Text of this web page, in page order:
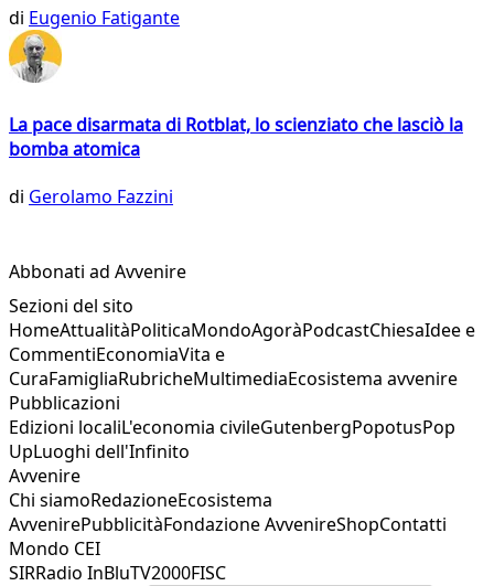
di Eugenio Fatigante
La pace disarmata di Rotblat, lo scienziato che lasciò la
bomba atomica
di Gerolamo Fazzini
Abbonati ad Avvenire
Sezioni del sito
HomeAttualitàPoliticaMondoAgoràPodcastChiesaIdee e
CommentiEconomiaVita e
CuraFamigliaRubricheMultimediaEcosistema avvenire
Pubblicazioni
Edizioni localiL'economia civileGutenbergPopotusPop
UpLuoghi dell'Infinito
Avvenire
Chi siamoRedazioneEcosistema
AvvenirePubblicitàFondazione AvvenireShopContatti
Mondo CEI
SIRRadio InBluTV2000FISC